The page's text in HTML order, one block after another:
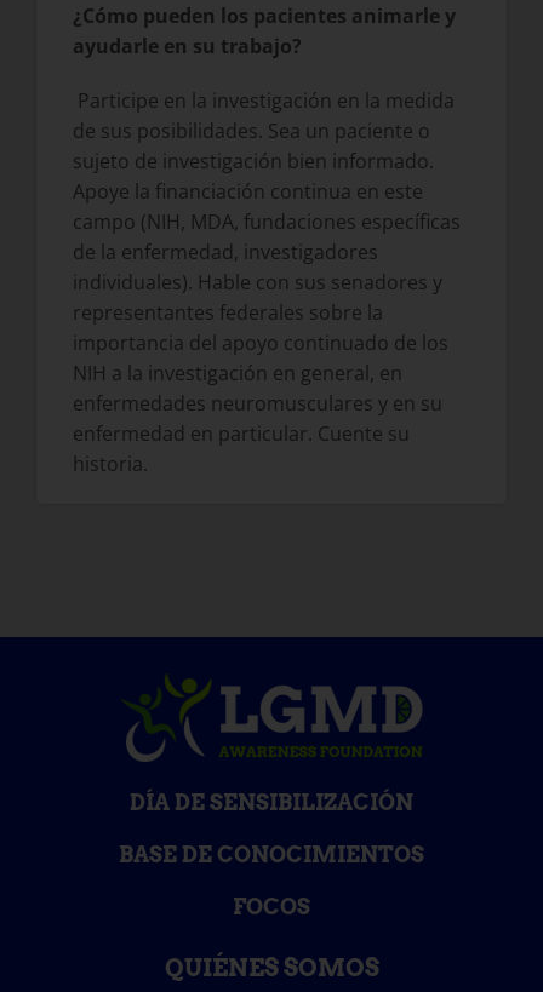
¿Cómo pueden los pacientes animarle y
ayudarle en su trabajo?
Participe en la investigación en la medida
de sus posibilidades. Sea un paciente o
sujeto de investigación bien informado.
Apoye la financiación continua en este
campo (NIH, MDA, fundaciones específicas
de la enfermedad, investigadores
individuales). Hable con sus senadores y
representantes federales sobre la
importancia del apoyo continuado de los
NIH a la investigación en general, en
enfermedades neuromusculares y en su
enfermedad en particular. Cuente su
historia.
DÍA DE SENSIBILIZACIÓN
BASE DE CONOCIMIENTOS
FOCOS
QUIÉNES SOMOS